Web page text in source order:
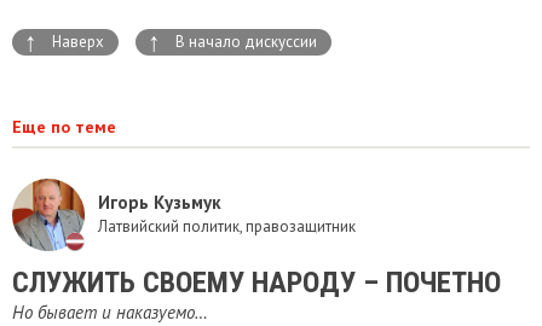
↑ Наверх ↑ В начало дискуссии
Еще по теме
Игорь Кузьмук
Латвийский политик, правозащитник
СЛУЖИТЬ СВОЕМУ НАРОДУ – ПОЧЕТНО
Но бывает и наказуемо…